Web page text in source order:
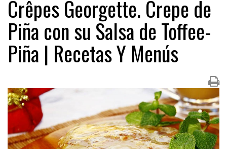
Crêpes Georgette. Crepe de
Piña con su Salsa de Toffee-
Piña | Recetas Y Menús